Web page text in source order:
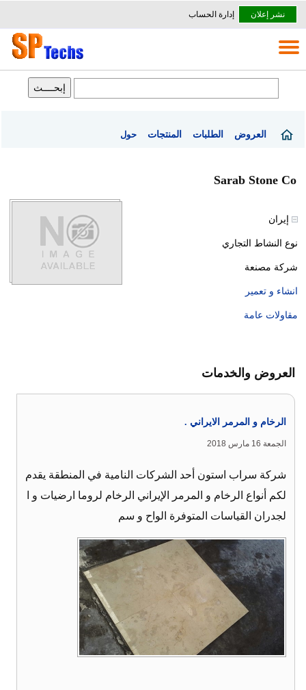
نشر إعلان إدارة الحساب
العروض الطلبات المنتجات حول
Sarab Stone Co
إيران
نوع النشاط التجاري
شركة مصنعة
انشاء و تعمير
مقاولات عامة
العروض والخدمات
الرخام و المرمر الايراني .
الجمعة 16 مارس 2018
شركة سراب استون أحد الشركات النامية في المنطقة يقدم
لكم أنواع الرخام و المرمر الإيراني الرخام لروما ارضيات و ا
لجدران القياسات المتوفرة الواح و سم